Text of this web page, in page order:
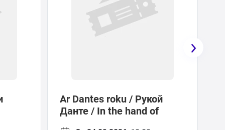
Ar Dantes roku / Рукой
Данте / In the hand of